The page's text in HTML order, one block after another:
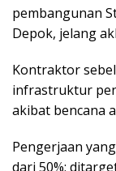
pembangunan
Depok, jelang
Kontraktor
infrastruktur
akibat bencana
Pengerjaan
dari 50%;